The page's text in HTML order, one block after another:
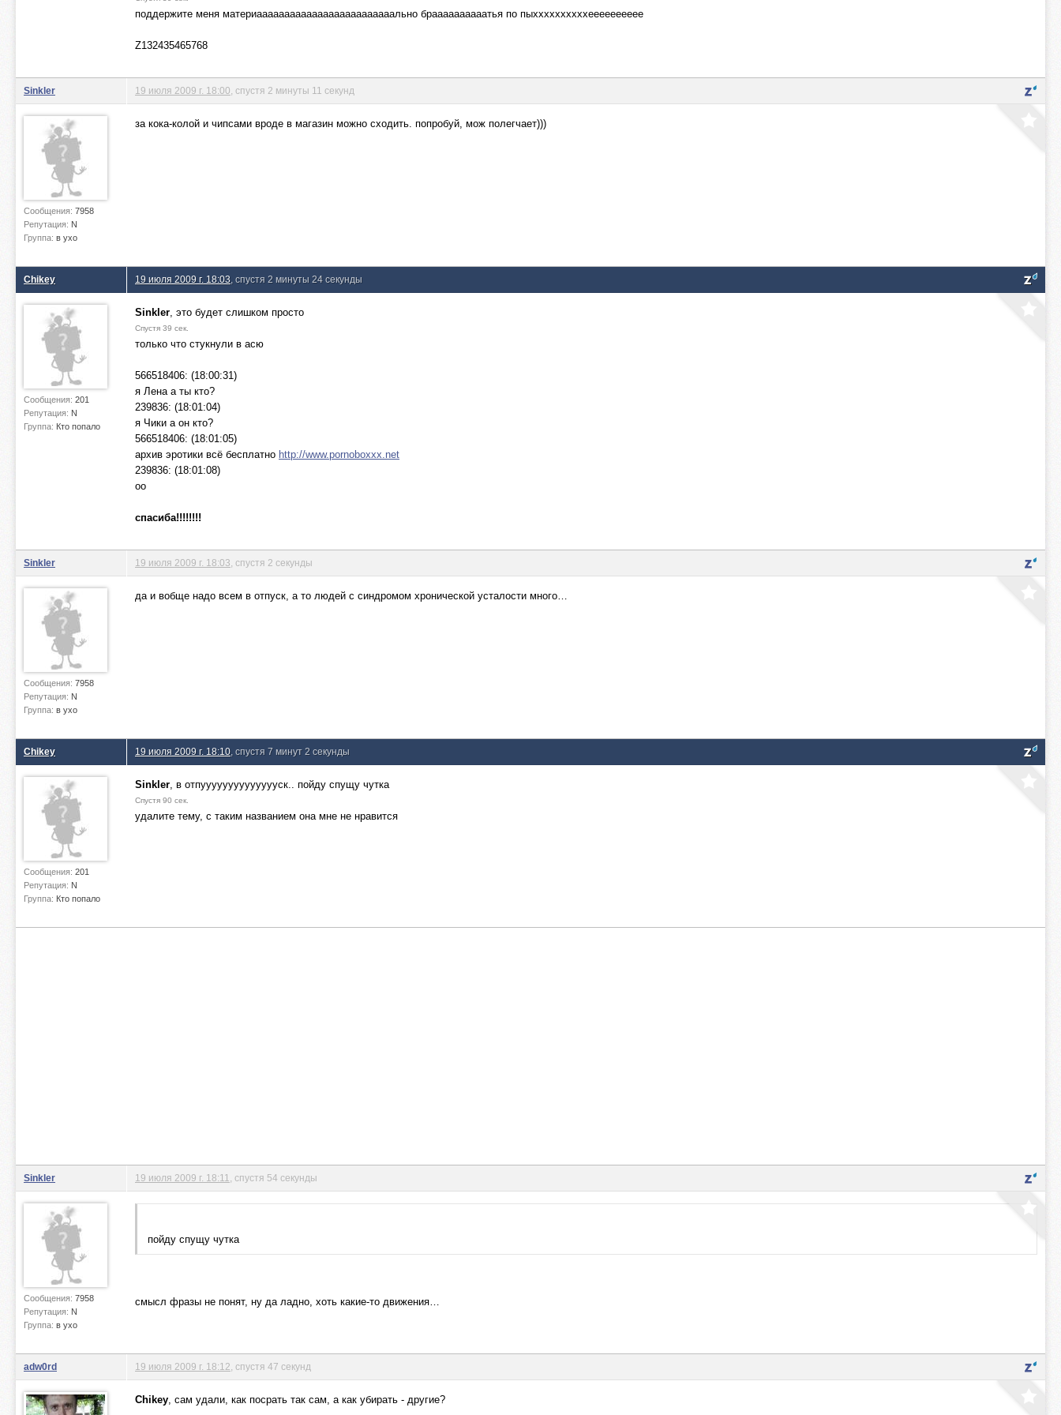
поддержите меня материааааааааааааааааааааааааально браааааааааатья по пыххххххххххееееееееее
Z132435465768
Sinkler
Сообщения: 7958
Репутация: N
Группа: в ухо
19 июля 2009 г. 18:00 , спустя 2 минуты 11 секунд
за кока-колой и чипсами вроде в магазин можно сходить. попробуй, мож полегчает)))
Chikey
Сообщения: 201
Репутация: N
Группа: Кто попало
19 июля 2009 г. 18:03 , спустя 2 минуты 24 секунды
Sinkler, это будет слишком просто
Спустя 39 сек.
только что стукнули в асю
566518406: (18:00:31)
я Лена а ты кто?
239836: (18:01:04)
я Чики а он кто?
566518406: (18:01:05)
архив эротики всё бесплатно http://www.pornoboxxx.net
239836: (18:01:08)
оо
спасиба!!!!!!!!
Sinkler
Сообщения: 7958
Репутация: N
Группа: в ухо
19 июля 2009 г. 18:03 , спустя 2 секунды
да и вобще надо всем в отпуск, а то людей с синдромом хронической усталости много…
Chikey
Сообщения: 201
Репутация: N
Группа: Кто попало
19 июля 2009 г. 18:10 , спустя 7 минут 2 секунды
Sinkler, в отпууууууууууууууск.. пойду спущу чутка
Спустя 90 сек.
удалите тему, с таким названием она мне не нравится
Sinkler
Сообщения: 7958
Репутация: N
Группа: в ухо
19 июля 2009 г. 18:11 , спустя 54 секунды
пойду спущу чутка
смысл фразы не понят, ну да ладно, хоть какие-то движения…
adw0rd 19 июля 2009 г. 18:12 , спустя 47 секунд
Chikey, сам удали, как посрать так сам, а как убирать - другие?